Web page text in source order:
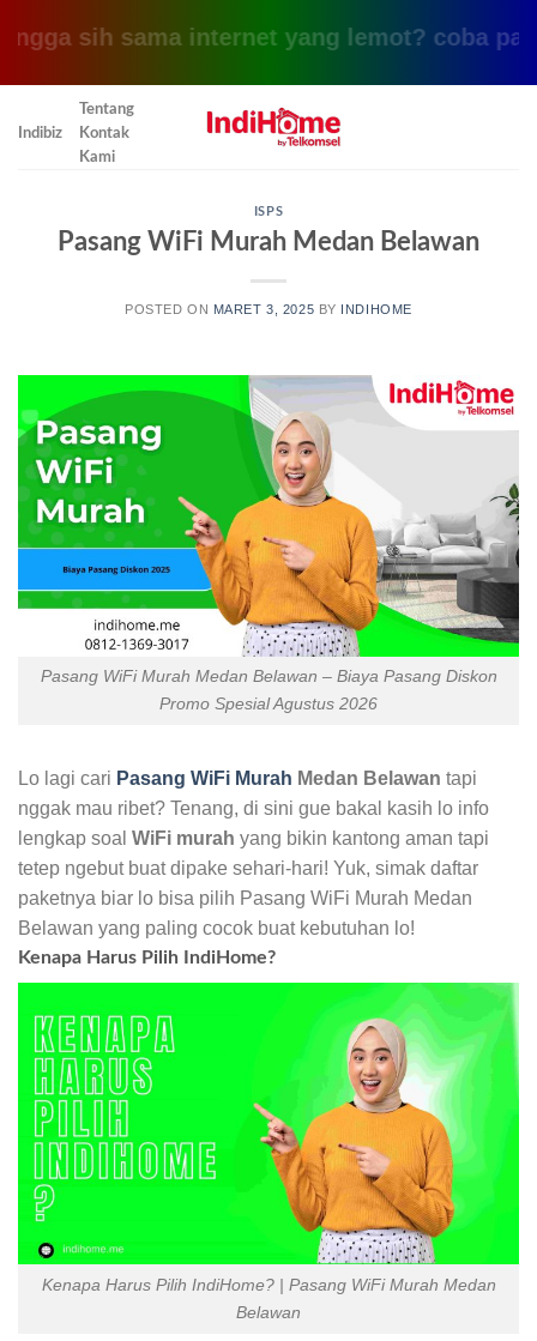
sih sama internet yang lemot? coba pake
Indibiz
Tentang
Kontak
Kami
ISPS
Pasang WiFi Murah Medan Belawan
POSTED ON MARET 3, 2025 BY INDIHOME
Pasang WiFi Murah Medan Belawan – Biaya Pasang Diskon
Promo Spesial Agustus 2026
Lo lagi cari Pasang WiFi Murah Medan Belawan tapi
nggak mau ribet? Tenang, di sini gue bakal kasih lo info
lengkap soal WiFi murah yang bikin kantong aman tapi
tetep ngebut buat dipake sehari-hari! Yuk, simak daftar
paketnya biar lo bisa pilih Pasang WiFi Murah Medan
Belawan yang paling cocok buat kebutuhan lo!
Kenapa Harus Pilih IndiHome?
Kenapa Harus Pilih IndiHome? | Pasang WiFi Murah Medan
Belawan